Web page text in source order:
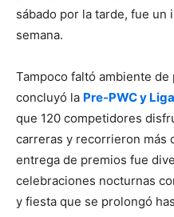
sábado por la tarde, fue
semana.
Tampoco faltó ambiente
concluyó la Pre-PWC y
que 120 competidores
carreras y recorrieron más
entrega de premios fue
celebraciones nocturnas
y fiesta que se prolongó